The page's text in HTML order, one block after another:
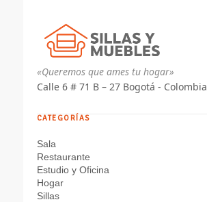
«Queremos que ames tu hogar»
Calle 6 # 71 B – 27 Bogotá - Colombia
CATEGORÍAS
Sala
Restaurante
Estudio y Oficina
Hogar
Sillas